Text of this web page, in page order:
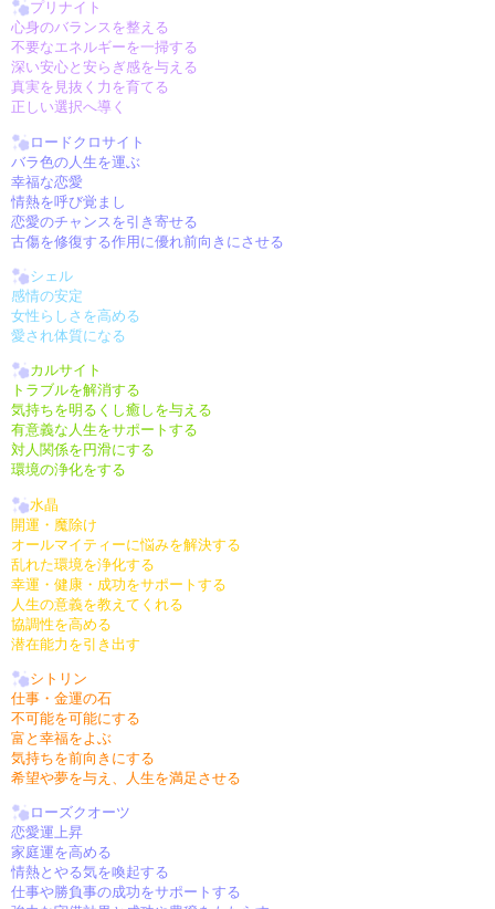
プリナイト
心身のバランスを整える
不要なエネルギーを一掃する
深い安心と安らぎ感を与える
真実を見抜く力を育てる
正しい選択へ導く
ロードクロサイト
バラ色の人生を運ぶ
幸福な恋愛
情熱を呼び覚まし
恋愛のチャンスを引き寄せる
古傷を修復する作用に優れ前向きにさせる
シェル
感情の安定
女性らしさを高める
愛され体質になる
カルサイト
トラブルを解消する
気持ちを明るくし癒しを与える
有意義な人生をサポートする
対人関係を円滑にする
環境の浄化をする
水晶
開運・魔除け
オールマイティーに悩みを解決する
乱れた環境を浄化する
幸運・健康・成功をサポートする
人生の意義を教えてくれる
協調性を高める
潜在能力を引き出す
シトリン
仕事・金運の石
不可能を可能にする
富と幸福をよぶ
気持ちを前向きにする
希望や夢を与え、人生を満足させる
ローズクオーツ
恋愛運上昇
家庭運を高める
情熱とやる気を喚起する
仕事や勝負事の成功をサポートする